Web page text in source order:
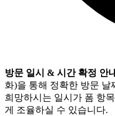
방문 일시 & 시간 확정 안
화)을 통해 정확한 방문
희망하시는 일시가 폼 항
게 조율하실 수 있습니다.